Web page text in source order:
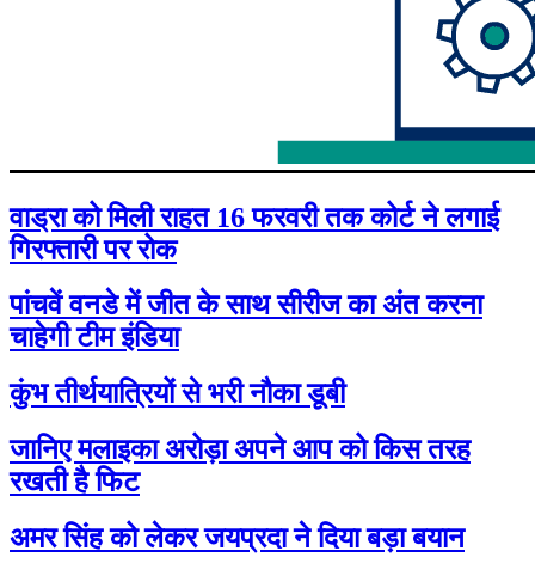
वाड्रा को मिली राहत 16 फरवरी तक कोर्ट ने लगाई
गिरफ्तारी पर रोक
पांचवें वनडे में जीत के साथ सीरीज का अंत करना
चाहेगी टीम इंडिया
कुंभ तीर्थयात्रियों से भरी नौका डूबी
जानिए मलाइका अरोड़ा अपने आप को किस तरह
रखती है फिट
अमर सिंह को लेकर जयप्रदा ने दिया बड़ा बयान